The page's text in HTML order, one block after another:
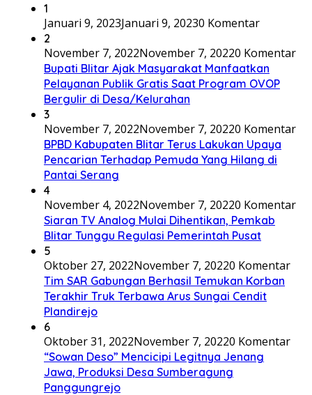
1
Januari 9, 2023Januari 9, 20230 Komentar
2
November 7, 2022November 7, 20220 Komentar
Bupati Blitar Ajak Masyarakat Manfaatkan
Pelayanan Publik Gratis Saat Program OVOP
Bergulir di Desa/Kelurahan
3
November 7, 2022November 7, 20220 Komentar
BPBD Kabupaten Blitar Terus Lakukan Upaya
Pencarian Terhadap Pemuda Yang Hilang di
Pantai Serang
4
November 4, 2022November 7, 20220 Komentar
Siaran TV Analog Mulai Dihentikan, Pemkab
Blitar Tunggu Regulasi Pemerintah Pusat
5
Oktober 27, 2022November 7, 20220 Komentar
Tim SAR Gabungan Berhasil Temukan Korban
Terakhir Truk Terbawa Arus Sungai Cendit
Plandirejo
6
Oktober 31, 2022November 7, 20220 Komentar
“Sowan Deso” Mencicipi Legitnya Jenang
Jawa, Produksi Desa Sumberagung
Panggungrejo